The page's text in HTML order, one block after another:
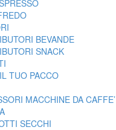
BEVANDE
SNACK
TUO PACCO
MACCHINE DA CAFFE’
SECCHI